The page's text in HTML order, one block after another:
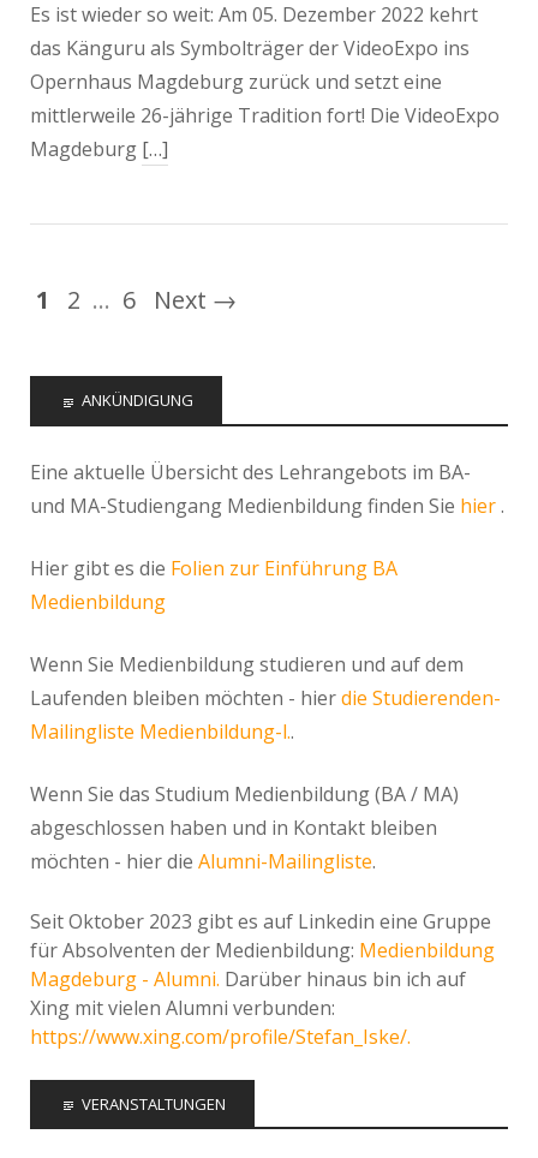
Es ist wieder so weit: Am 05. Dezember 2022 kehrt
das Känguru als Symbolträger der VideoExpo ins
Opernhaus Magdeburg zurück und setzt eine
mittlerweile 26-jährige Tradition fort! Die VideoExpo
Magdeburg […]
1 2 … 6 Next →
ANKÜNDIGUNG
Eine aktuelle Übersicht des Lehrangebots im BA-
und MA-Studiengang Medienbildung finden Sie hier.
Hier gibt es die Folien zur Einführung BA
Medienbildung
Wenn Sie Medienbildung studieren und auf dem
Laufenden bleiben möchten - hierdie Studierenden-
Mailingliste Medienbildung-l..
Wenn Sie das Studium Medienbildung (BA / MA)
abgeschlossen haben und in Kontakt bleiben
möchten - hier die Alumni-Mailingliste.
Seit Oktober 2023 gibt es auf Linkedin eine Gruppe
für Absolventen der Medienbildung: Medienbildung
Magdeburg - Alumni. Darüber hinaus bin ich auf
Xing mit vielen Alumni verbunden:
https://www.xing.com/profile/Stefan_Iske/.
VERANSTALTUNGEN